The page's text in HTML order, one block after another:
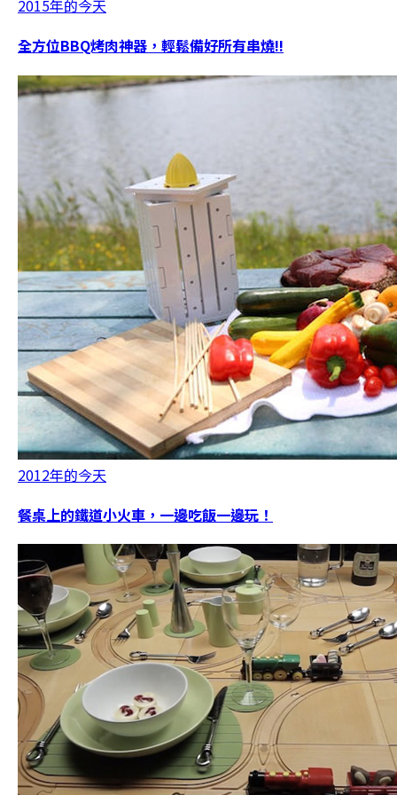
2015年的今天
全方位BBQ烤肉神器，輕鬆備好所有串燒!!
2012年的今天
餐桌上的鐵道小火車，一邊吃飯一邊玩！